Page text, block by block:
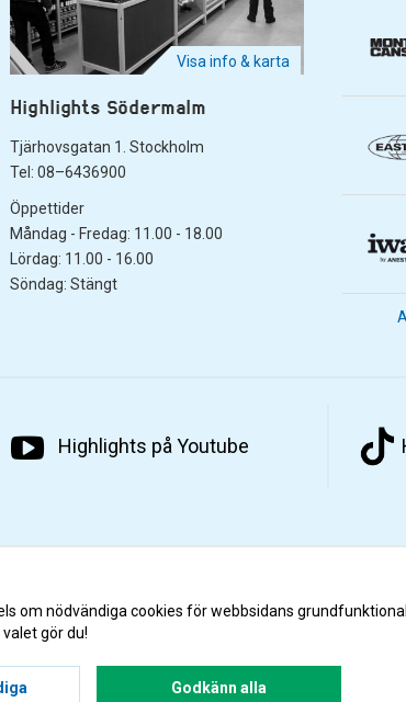
Visa info & karta
Highlights Södermalm
Tjärhovsgatan 1. Stockholm
Tel: 08–6436900
Öppettider
Måndag - Fredag: 11.00 - 18.00
Lördag: 11.00 - 16.00
Söndag: Stängt
Highlights på Youtube
om nödvändiga cookies för webbsidans
gör du!
Godkänn alla